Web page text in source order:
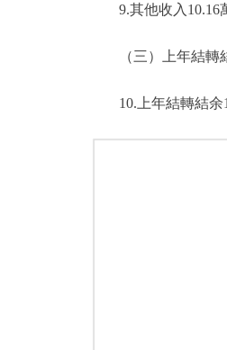
9.其他收入10.16
（三）上年結轉結
10.上年結轉結余